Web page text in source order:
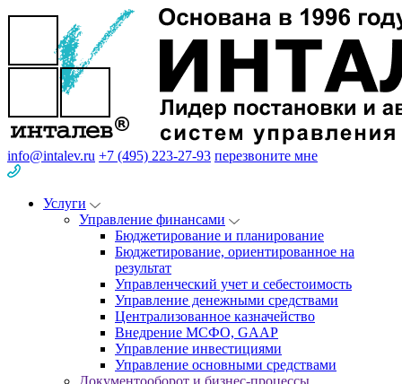
info@intalev.ru +7 (495) 223-27-93 перезвоните мне
Услуги
Управление финансами
Бюджетирование и планирование
Бюджетирование, ориентированное на
результат
Управленческий учет и себестоимость
Управление денежными средствами
Централизованное казначейство
Внедрение МСФО, GAAP
Управление инвестициями
Управление основными средствами
Документооборот и бизнес-процессы